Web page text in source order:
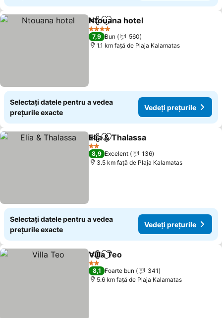
DistribuițiAdăugaţi la favorite
Ntouana hotel
4 Stele
7,9 Bun
560
1.1 km faţă de Plaja Kalamatas
Selectați datele pentru a vedea
prețurile exacte
Vedeți prețurile
DistribuițiAdăugaţi la favorite
Elia & Thalassa
2 Stele
8,9 Excelent
136
3.5 km faţă de Plaja Kalamatas
Selectați datele pentru a vedea
prețurile exacte
Vedeți prețurile
DistribuițiAdăugaţi la favorite
Villa Teo
2 Stele
8,1 Foarte bun
341
5.6 km faţă de Plaja Kalamatas